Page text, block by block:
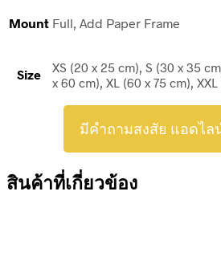
Mount Full, Add Paper Frame
Size
XS (20 x 25 cm), S (30 x 35
x 60 cm), XL (60 x 75 cm), XXL
มีคำถามสงสัย แอดไล
สินค้าที่เกี่ยวข้อง